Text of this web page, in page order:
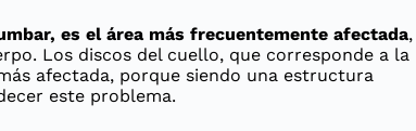
es el área más frecuentemente afectada,
Los discos del cuello, que corresponde a la
afectada, porque siendo una estructura
este problema.